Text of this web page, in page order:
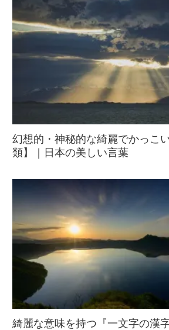
幻想的・神秘的な綺麗でかっこ
類】｜日本の美しい言葉
綺麗な意味を持つ『一文字の漢